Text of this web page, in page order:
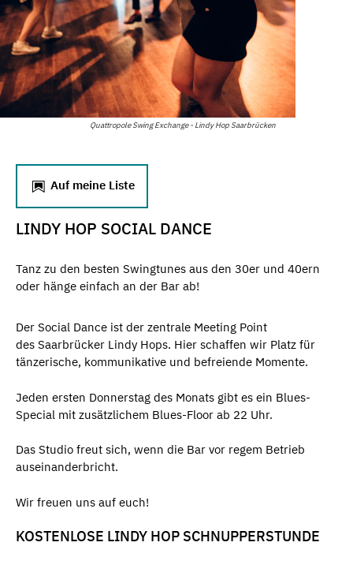
Quattropole Swing Exchange - Lindy Hop Saarbrücken
Auf meine Liste
LINDY HOP SOCIAL DANCE
Tanz zu den besten Swingtunes aus den 30er und 40ern
oder hänge einfach an der Bar ab!
​Der Social Dance ist der zentrale Meeting Point
des Saarbrücker Lindy Hops. Hier schaffen wir Platz für
tänzerische, kommunikative und befreiende Momente.
Jeden ersten Donnerstag des Monats gibt es ein Blues-
Special mit zusätzlichem Blues-Floor ab 22 Uhr.
Das Studio freut sich, wenn die Bar vor regem Betrieb
auseinanderbricht.
Wir freuen uns auf euch!
KOSTENLOSE LINDY HOP SCHNUPPERSTUNDE